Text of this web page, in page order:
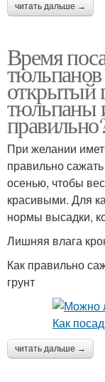
читать дальше →
Время
открытый
тюльпаны
При желании
правильно
осенью, чтобы
красивыми. Для
нормы высадки,
Лишняя влага
Как правильно
грунт
читать дальше →